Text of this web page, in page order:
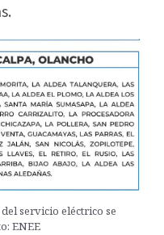
servicio eléctrico se
ENEE